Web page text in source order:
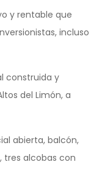
y rentable que
incluso
construida y
del Limón, a
abierta, balcón,
tres alcobas con